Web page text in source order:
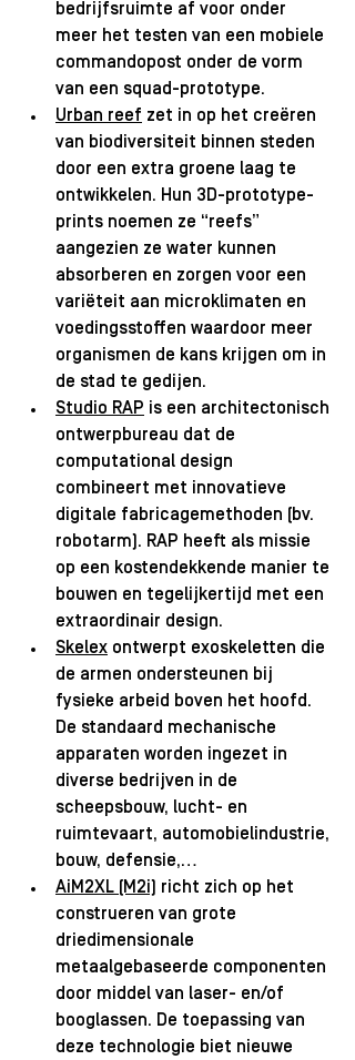
bedrijfsruimte af voor onder
meer het testen van een mobiele
commandopost onder de vorm
van een squad-prototype.
Urban reef zet in op het creëren
van biodiversiteit binnen steden
door een extra groene laag te
ontwikkelen. Hun 3D-prototype-
prints noemen ze “reefs”
aangezien ze water kunnen
absorberen en zorgen voor een
variëteit aan microklimaten en
voedingsstoffen waardoor meer
organismen de kans krijgen om in
de stad te gedijen.
Studio RAP is een architectonisch
ontwerpbureau dat de
computational design
combineert met innovatieve
digitale fabricagemethoden (bv.
robotarm). RAP heeft als missie
op een kostendekkende manier te
bouwen en tegelijkertijd met een
extraordinair design.
Skelex ontwerpt exoskeletten die
de armen ondersteunen bij
fysieke arbeid boven het hoofd.
De standaard mechanische
apparaten worden ingezet in
diverse bedrijven in de
scheepsbouw, lucht- en
ruimtevaart, automobielindustrie,
bouw, defensie,…
AiM2XL (M2i)
richt zich op het
construeren van grote
driedimensionale
metaalgebaseerde componenten
door middel van laser- en/of
booglassen. De toepassing van
deze technologie biet nieuwe